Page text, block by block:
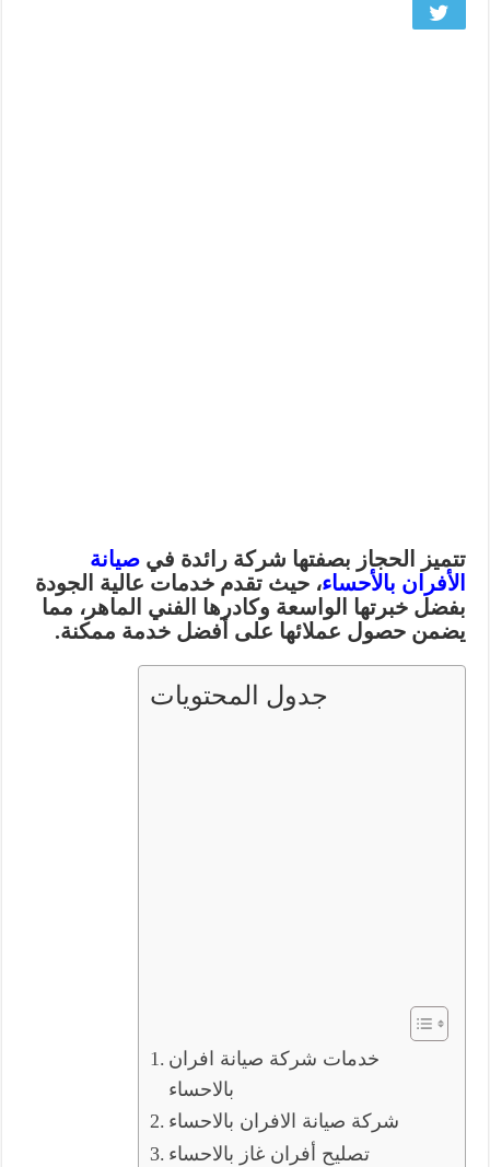
تتميز الحجاز بصفتها شركة رائدة فيصيانة
الأفران بالأحساء، حيث تقدم خدمات عالية الجودة
بفضل خبرتها الواسعة وكادرها الفني الماهر، مما
يضمن حصول عملائها على أفضل خدمة ممكنة.
جدول المحتويات
خدمات شركة صيانة افران
بالاحساء
شركة صيانة الافران بالاحساء
تصليح أفران غاز بالاحساء